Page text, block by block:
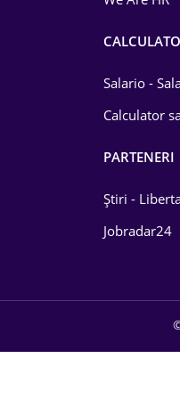
Salario -
Calculator
PARTENERI
Știri -
Jobradar24